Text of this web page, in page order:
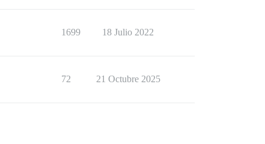
1699 18 Julio 2022
72 21 Octubre 2025